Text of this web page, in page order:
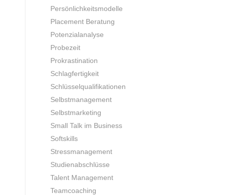
Persönlichkeitsmodelle
Placement Beratung
Potenzialanalyse
Probezeit
Prokrastination
Schlagfertigkeit
Schlüsselqualifikationen
Selbstmanagement
Selbstmarketing
Small Talk im Business
Softskills
Stressmanagement
Studienabschlüsse
Talent Management
Teamcoaching